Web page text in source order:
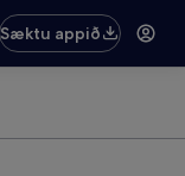
Sæktu appið